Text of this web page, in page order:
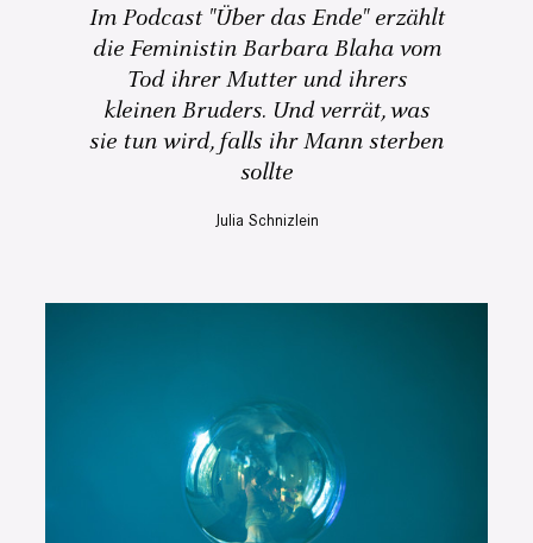
Im Podcast "Über das Ende" erzählt
die Feministin Barbara Blaha vom
Tod ihrer Mutter und ihrers
kleinen Bruders. Und verrät, was
sie tun wird, falls ihr Mann sterben
sollte
Julia Schnizlein